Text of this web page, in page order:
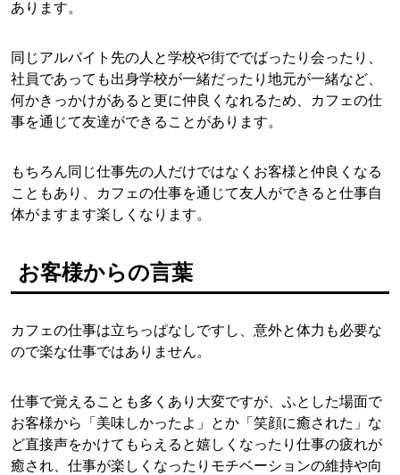
あります。
同じアルバイト先の人と学校や街ででばったり会ったり、
社員であっても出身学校が一緒だったり地元が一緒など、
何かきっかけがあると更に仲良くなれるため、カフェの仕
事を通じて友達ができることがあります。
もちろん同じ仕事先の人だけではなくお客様と仲良くなる
こともあり、カフェの仕事を通じて友人ができると仕事自
体がますます楽しくなります。
お客様からの言葉
カフェの仕事は立ちっぱなしですし、意外と体力も必要な
ので楽な仕事ではありません。
仕事で覚えることも多くあり大変ですが、ふとした場面で
お客様から「美味しかったよ」とか「笑顔に癒された」な
ど直接声をかけてもらえると嬉しくなったり仕事の疲れが
癒され、仕事が楽しくなったりモチベーションの維持や向